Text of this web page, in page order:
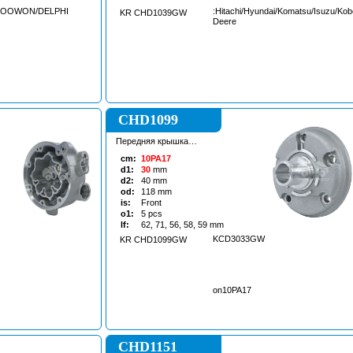
DELPHI KR CHD1039GW
:Hitachi/Hyundai/Komatsu/Isuzu/
Deere
CHD1099
Передняя крышка
cm: 10PA17
d1:
30 mm
d2:
40 mm
od:
118 mm
is:
Front
o1:
5 pcs
lf:
62, 71, 56, 58, 59 mm
KR CHD1099GW
KCD3033GW
on10PA17
CHD1151